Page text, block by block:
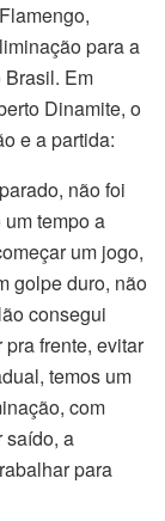
para a
Em
Dinamite, o
e a partida:
não foi
tempo a
um jogo,
golpe duro, não
consegui
frente, evitar
temos um
com
saído, a
para